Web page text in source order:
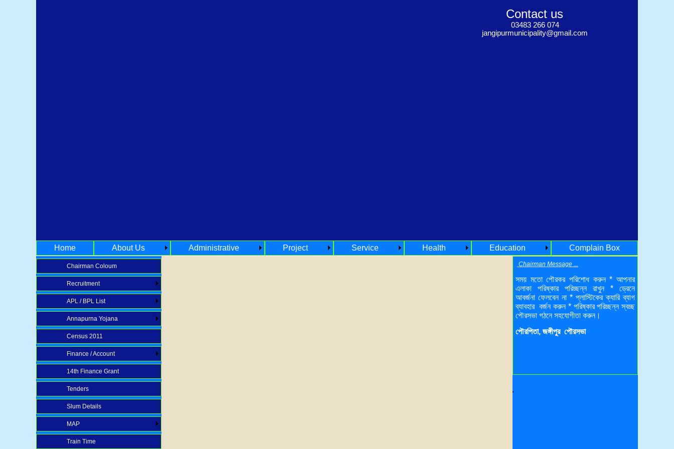
Contact us
03483 266 074
jangipurmunicipality@gmail.com
Home About Us Administrative Project Service Health Education Complain Box
Chairman Message ...
সময় মতো পৌরকর পরিশোধ করুন * আপনার
এলাকা পরিষ্কার পরিচ্ছন্ন রাখুন * ড্রেনে
আবর্জনা ফেলবেন না * প্লাস্টিকের ক্যারি ব্যাগ
ব্যাবহার বর্জন করুন * পরিষ্কার পরিচ্ছন্ন স্বচ্ছ
পৌরসভা গঠনে সহযোগীতা করুন।
পৌরপিতা, জঙ্গীপুর পৌরসভা
Chairman Coloum
Recruitment
APL / BPL List
Annapurna Yojana
Census 2011
Finance / Account
14th Finance Grant
Tenders
Slum Details
MAP
Train Time